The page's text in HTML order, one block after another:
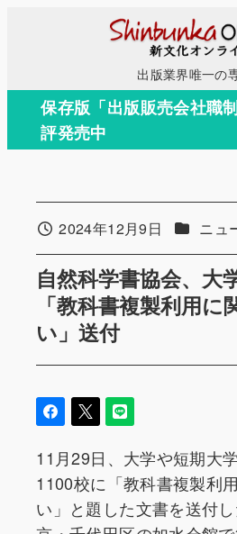
コ
テ
出版業界唯一の
保存版「出版販売会社職
評発売中
自然科学書協会、大
「教科書複製利用に
い」送付
投稿日2024年12月9日 カテゴリ
ニュ
11月29日、大学や短期大
1100校に「教科書複製利
い」と題した文書を送付